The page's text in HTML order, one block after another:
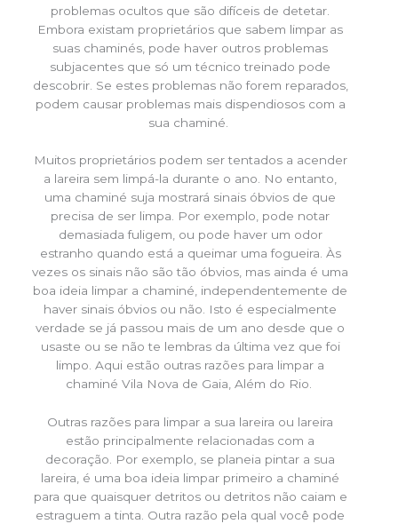
problemas ocultos que são difíceis de detetar.
Embora existam proprietários que sabem limpar as
suas chaminés, pode haver outros problemas
subjacentes que só um técnico treinado pode
descobrir. Se estes problemas não forem reparados,
podem causar problemas mais dispendiosos com a
sua chaminé.
Muitos proprietários podem ser tentados a acender
a lareira sem limpá-la durante o ano. No entanto,
uma chaminé suja mostrará sinais óbvios de que
precisa de ser limpa. Por exemplo, pode notar
demasiada fuligem, ou pode haver um odor
estranho quando está a queimar uma fogueira. Às
vezes os sinais não são tão óbvios, mas ainda é uma
boa ideia limpar a chaminé, independentemente de
haver sinais óbvios ou não. Isto é especialmente
verdade se já passou mais de um ano desde que o
usaste ou se não te lembras da última vez que foi
limpo. Aqui estão outras razões para limpar a
chaminé Vila Nova de Gaia, Além do Rio.
Outras razões para limpar a sua lareira ou lareira
estão principalmente relacionadas com a
decoração. Por exemplo, se planeia pintar a sua
lareira, é uma boa ideia limpar primeiro a chaminé
para que quaisquer detritos ou detritos não caiam e
estraguem a tinta. Outra razão pela qual você pode